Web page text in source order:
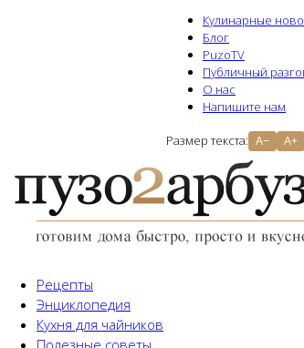
Кулинарные
Блог
PuzoTV
Публичный
О нас
Напишите нам
Размер текста: A− A+
Рецепты
Энциклопедия
Кухня для чайников
Полезные советы